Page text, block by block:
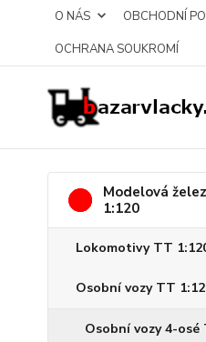
O NÁS OBCHODNÍ
OCHRANA SOUKROMÍ
Modelová
1:120
Lokomotivy TT
Osobní vozy TT
Osobní vozy 4-osé